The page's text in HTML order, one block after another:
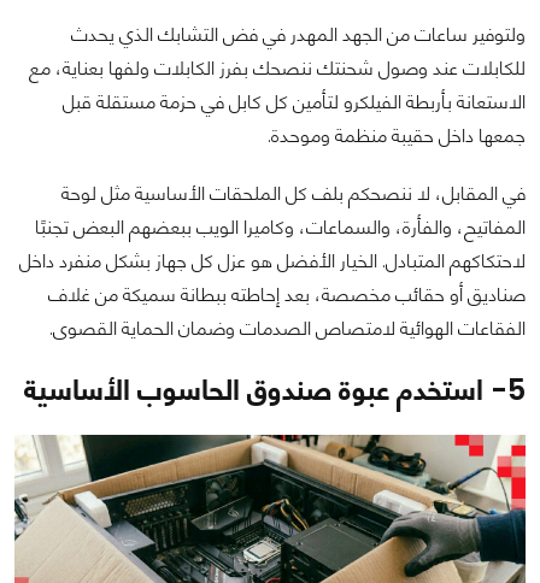
ولتوفير ساعات من الجهد المهدر في فض التشابك الذي يحدث
للكابلات عند وصول شحنتك ننصحك بفرز الكابلات ولفها بعناية، مع
الاستعانة بأربطة الفيلكرو لتأمين كل كابل في حزمة مستقلة قبل
جمعها داخل حقيبة منظمة وموحدة.
في المقابل، لا ننصحكم بلف كل الملحقات الأساسية مثل لوحة
المفاتيح، والفأرة، والسماعات، وكاميرا الويب ببعضهم البعض تجنبًا
لاحتكاكهم المتبادل. الخيار الأفضل هو عزل كل جهاز بشكل منفرد داخل
صناديق أو حقائب مخصصة، بعد إحاطته ببطانة سميكة من غلاف
الفقاعات الهوائية لامتصاص الصدمات وضمان الحماية القصوى.
5- استخدم عبوة صندوق الحاسوب الأساسية